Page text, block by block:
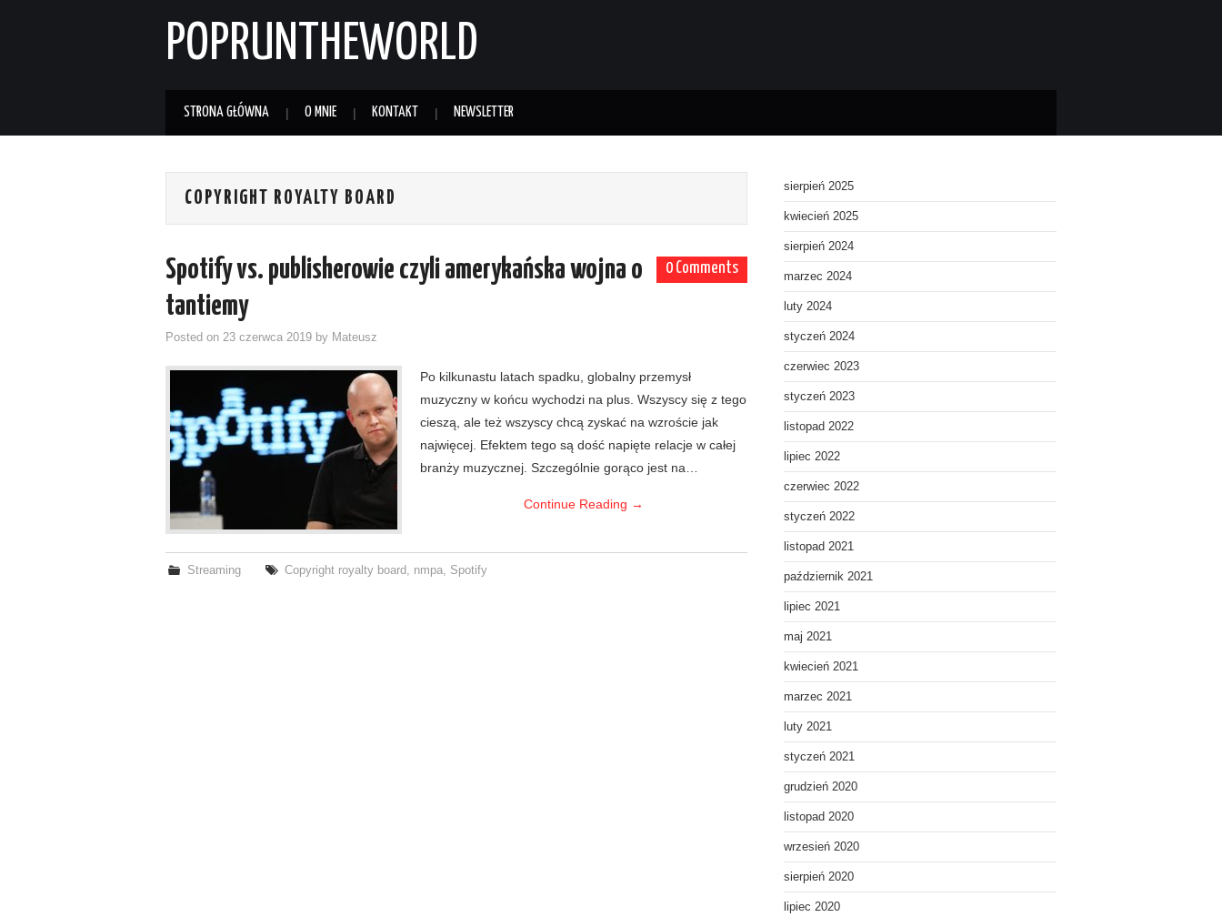
POPRUNTHEWORLD
STRONA GŁÓWNA O MNIE KONTAKT NEWSLETTER
COPYRIGHT ROYALTY BOARD
0 Comments
Spotify vs. publisherowie czyli amerykańska wojna o
tantiemy
Posted on 23 czerwca 2019 by Mateusz
Po kilkunastu latach spadku, globalny przemysł
muzyczny w końcu wychodzi na plus. Wszyscy się z tego
cieszą, ale też wszyscy chcą zyskać na wzroście jak
najwięcej. Efektem tego są dość napięte relacje w całej
branży muzycznej. Szczególnie gorąco jest na…
Continue Reading →
Streaming Copyright royalty board, nmpa, Spotify
sierpień 2025
kwiecień 2025
sierpień 2024
marzec 2024
luty 2024
styczeń 2024
czerwiec 2023
styczeń 2023
listopad 2022
lipiec 2022
czerwiec 2022
styczeń 2022
listopad 2021
październik 2021
lipiec 2021
maj 2021
kwiecień 2021
marzec 2021
luty 2021
styczeń 2021
grudzień 2020
listopad 2020
wrzesień 2020
sierpień 2020
lipiec 2020